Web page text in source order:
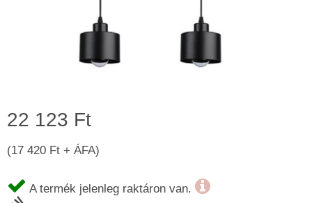
22 123 Ft
(17 420 Ft + ÁFA)
A termék jelenleg raktáron van.